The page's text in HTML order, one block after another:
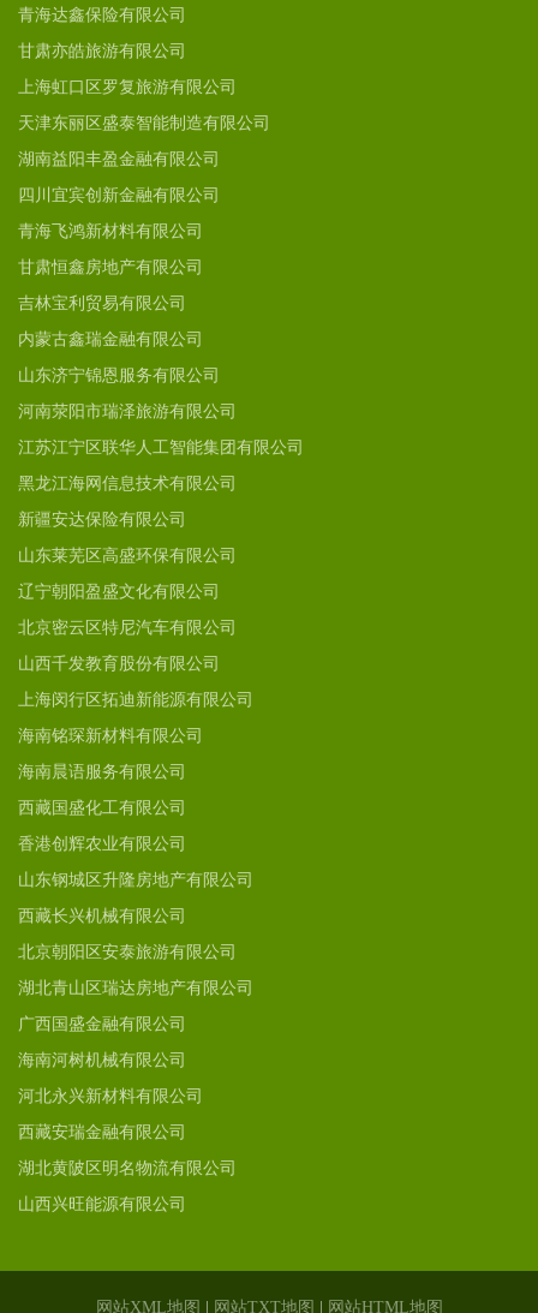
青海达鑫保险有限公司
甘肃亦皓旅游有限公司
上海虹口区罗复旅游有限公司
天津东丽区盛泰智能制造有限公司
湖南益阳丰盈金融有限公司
四川宜宾创新金融有限公司
青海飞鸿新材料有限公司
甘肃恒鑫房地产有限公司
吉林宝利贸易有限公司
内蒙古鑫瑞金融有限公司
山东济宁锦恩服务有限公司
河南荥阳市瑞泽旅游有限公司
江苏江宁区联华人工智能集团有限公司
黑龙江海网信息技术有限公司
新疆安达保险有限公司
山东莱芜区高盛环保有限公司
辽宁朝阳盈盛文化有限公司
北京密云区特尼汽车有限公司
山西千发教育股份有限公司
上海闵行区拓迪新能源有限公司
海南铭琛新材料有限公司
海南晨语服务有限公司
西藏国盛化工有限公司
香港创辉农业有限公司
山东钢城区升隆房地产有限公司
西藏长兴机械有限公司
北京朝阳区安泰旅游有限公司
湖北青山区瑞达房地产有限公司
广西国盛金融有限公司
海南河树机械有限公司
河北永兴新材料有限公司
西藏安瑞金融有限公司
湖北黄陂区明名物流有限公司
山西兴旺能源有限公司
网站XML地图 网站TXT地图 网站HTML地图